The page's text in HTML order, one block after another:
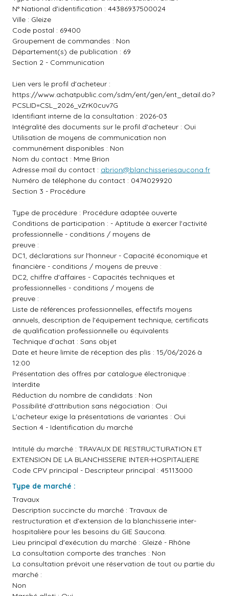
N° National d'identification : 44386937500024
Ville : Gleize
Code postal : 69400
Groupement de commandes : Non
Département(s) de publication : 69
Section 2 - Communication
Lien vers le profil d'acheteur :
https://www.achatpublic.com/sdm/ent/gen/ent_detail.do?
PCSLID=CSL_2026_vZrK0cuv7G
Identifiant interne de la consultation : 2026-03
Intégralité des documents sur le profil d'acheteur : Oui
Utilisation de moyens de communication non
communément disponibles : Non
Nom du contact : Mme Brion
Adresse mail du contact : abrion@blanchisseriesaucona.fr
Numéro de téléphone du contact : 0474029920
Section 3 - Procédure
Type de procédure : Procédure adaptée ouverte
Conditions de participation : - Aptitude à exercer l'activité
professionnelle - conditions / moyens de
preuve :
DC1, déclarations sur l'honneur - Capacité économique et
financière - conditions / moyens de preuve :
DC2, chiffre d'affaires - Capacités techniques et
professionnelles - conditions / moyens de
preuve :
Liste de références professionnelles, effectifs moyens
annuels, description de l'équipement technique, certificats
de qualification professionnelle ou équivalents
Technique d'achat : Sans objet
Date et heure limite de réception des plis : 15/06/2026 à
12:00
Présentation des offres par catalogue électronique :
Interdite
Réduction du nombre de candidats : Non
Possibilité d'attribution sans négociation : Oui
L'acheteur exige la présentations de variantes : Oui
Section 4 - Identification du marché
Intitulé du marché : TRAVAUX DE RESTRUCTURATION ET
EXTENSION DE LA BLANCHISSERIE INTER-HOSPITALIERE
Code CPV principal - Descripteur principal : 45113000
Type de marché :
Travaux
Description succincte du marché : Travaux de
restructuration et d'extension de la blanchisserie inter-
hospitalière pour les besoins du GIE Saucona.
Lieu principal d'exécution du marché : Gleizé - Rhône
La consultation comporte des tranches : Non
La consultation prévoit une réservation de tout ou partie du
marché :
Non